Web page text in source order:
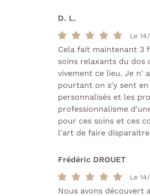
D. L.
Le
Cela fait maintenant 3
soins relaxants du dos
vivement ce lieu. Je n'
pourtant on s'y sent
personnalisés et les
professionnalisme
pour ces soins et ces
l'art de faire
Frédéric DROUET
Le
Nous avons découvert